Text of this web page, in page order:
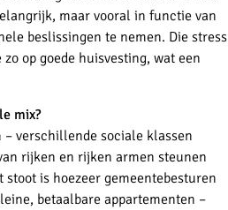
maar vooral in functie van
beslissingen te nemen. Die stress
op goede huisvesting, wat een
mix?
verschillende sociale klassen
rijken en rijken armen steunen
is hoezeer gemeentebesturen
betaalbare appartementen –